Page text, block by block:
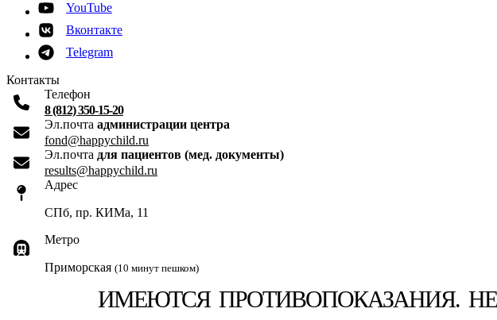
YouTube
Вконтакте
Telegram
Контакты
Телефон
8 (812) 350-15-20
Эл.почта администрации центра
fond@happychild.ru
Эл.почта для пациентов (мед. документы)
results@happychild.ru
Адрес
СПб, пр. КИМа, 11
Метро
Приморская (10 минут пешком)
ИМЕЮТСЯ ПРОТИВОПОКАЗАНИЯ.